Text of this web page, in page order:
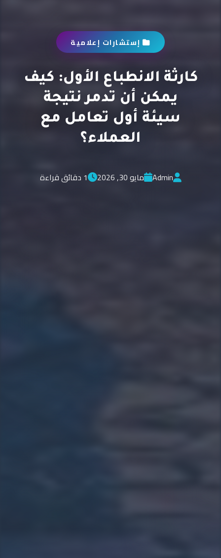
إستشارات إعلامية
كارثة الانطباع الأول: كيف
يمكن أن تدمر نتيجة
سيئة أول تعامل مع
العملاء؟
Admin مايو 30, 2026 1 دقائق قراءة